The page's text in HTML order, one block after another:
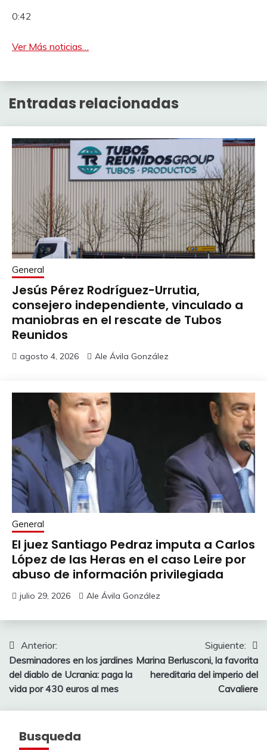
0:42
Ver Más noticias…
Entradas relacionadas
General
Jesús Pérez Rodríguez-Urrutia,
consejero independiente, vinculado a
maniobras en el rescate de Tubos
Reunidos
agosto 4, 2026 Ale Ávila González
General
El juez Santiago Pedraz imputa a Carlos
López de las Heras en el caso Leire por
abuso de información privilegiada
julio 29, 2026 Ale Ávila González
Navegación
de
entradas
Anterior:
Desminadores en los jardines
del diablo de Ucrania: paga la
vida por 430 euros al mes
Siguiente:
Marina Berlusconi, la favorita
hereditaria del imperio del
Cavaliere
Busqueda